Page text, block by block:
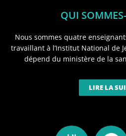
QUI
Nous sommes quatre
travaillant à l’Institut National de
dépend du ministère de la
LIRE LA